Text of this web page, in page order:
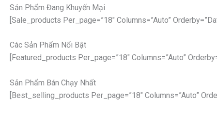
Sản Phẩm Đang Khuyến Mại
[sale_products Per_page=”18″ Columns=”auto”
Các Sản Phẩm Nổi Bật
[featured_products Per_page=”18″ Columns=”auto”
Sản Phẩm Bán Chạy Nhất
[best_selling_products Per_page=”18″ Columns=”auto”